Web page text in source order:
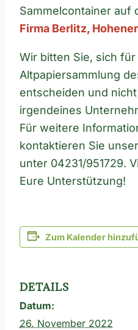
Sammelcontainer auf
Firma Berlitz,
Wir bitten Sie, sich für
Altpapiersammlung
entscheiden und
irgendeines
Für weitere
kontaktieren Sie
unter 04231/951729.
Eure Unterstützung!
Zum Kalender
DETAILS
Datum:
26. November 2022